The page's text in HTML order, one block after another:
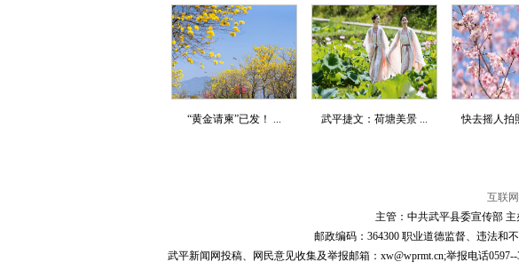
“黄金请柬”已发！ ... 武平捷文：荷塘美景 ... 快去摇人拍
互联
主管：中共武平县委宣传部
邮政编码：364300 职业道德监督、违法和
武平新闻网投稿、网民意见收集及举报邮箱：xw@wprmt.cn;举报电话